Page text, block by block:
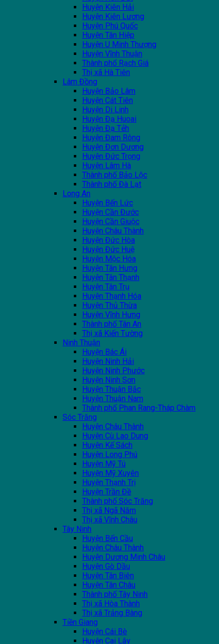
Huyện Kiên Hải
Huyện Kiên Lương
Huyện Phú Quốc
Huyện Tân Hiệp
Huyện U Minh Thượng
Huyện Vĩnh Thuận
Thành phổ Rạch Giá
Thị xã Hà Tiên
Lâm Đồng
Huyện Bảo Lâm
Huyện Cát Tiên
Huyện Di Linh
Huyện Đạ Huoai
Huyện Đạ Tẻh
Huyện Đam Rông
Huyện Đơn Dương
Huyện Đức Trọng
Huyện Lâm Hà
Thành phố Bảo Lộc
Thành phố Đà Lạt
Long An
Huyện Bến Lức
Huyện Cần Đước
Huyện Cần Giuộc
Huyện Châu Thành
Huyện Đức Hòa
Huyện Đức Huệ
Huyện Mộc Hóa
Huyện Tân Hưng
Huyện Tân Thạnh
Huyện Tân Trụ
Huyện Thạnh Hóa
Huyện Thủ Thừa
Huyện Vĩnh Hưng
Thành phố Tân An
Thị xã Kiến Tường
Ninh Thuận
Huyện Bác Ái
Huyện Ninh Hải
Huyện Ninh Phước
Huyện Ninh Sơn
Huyện Thuận Bắc
Huyện Thuận Nam
Thành phố Phan Rang-Tháp Chàm
Sóc Trăng
Huyện Châu Thành
Huyện Cù Lao Dung
Huyện Kế Sách
Huyện Long Phú
Huyện Mỹ Tú
Huyện Mỹ Xuyên
Huyện Thạnh Trị
Huyện Trần Đề
Thành phố Sóc Trăng
Thị xã Ngã Năm
Thị xã Vĩnh Châu
Tây Ninh
Huyện Bến Cầu
Huyện Châu Thành
Huyện Dương Minh Châu
Huyện Gò Dầu
Huyện Tân Biên
Huyện Tân Châu
Thành phố Tây Ninh
Thị xã Hòa Thành
Thị xã Trảng Bàng
Tiền Giang
Huyện Cái Bè
Huyện Cai Lậy